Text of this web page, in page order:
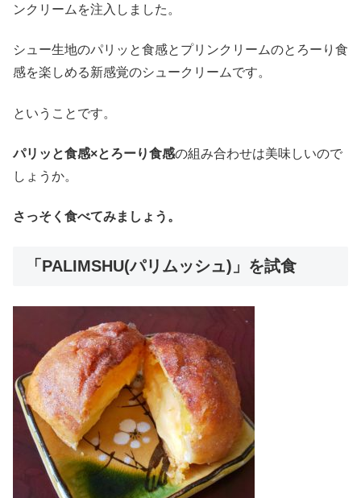
ンクリームを注入しました。
シュー生地のパリッと食感とプリンクリームのとろーり食
感を楽しめる新感覚のシュークリームです。
ということです。
パリッと食感×とろーり食感の組み合わせは美味しいので
しょうか。
さっそく食べてみましょう。
「PALIMSHU(パリムッシュ)」を試食